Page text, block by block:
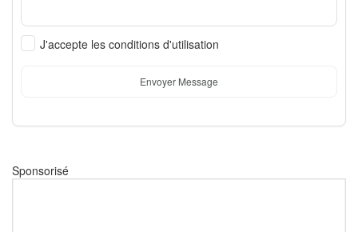
J'accepte les conditions d'utilisation
Envoyer Message
Sponsorisé